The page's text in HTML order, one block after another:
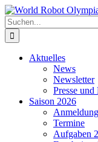
Zum
Inhalt
springen
Suche
nach:
Aktuelles
News
Newsletter
Presse und
Saison 2026
Anmeldung
Termine
Aufgaben